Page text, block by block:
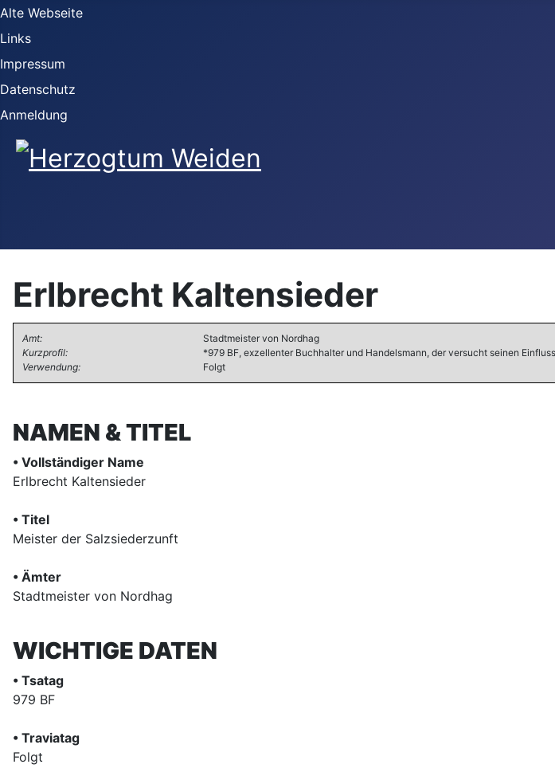
Alte Webseite
Links
Impressum
Datenschutz
Anmeldung
Erlbrecht Kaltensieder
Amt:
Stadtmeister von Nordhag
Kurzprofil:
*979 BF, exzellenter Buchhalter und Handelsmann, der versucht seinen
Verwendung:
Folgt
NAMEN & TITEL
• Vollständiger Name
Erlbrecht Kaltensieder
• Titel
Meister der Salzsiederzunft
• Ämter
Stadtmeister von Nordhag
WICHTIGE DATEN
• Tsatag
979 BF
• Traviatag
Folgt